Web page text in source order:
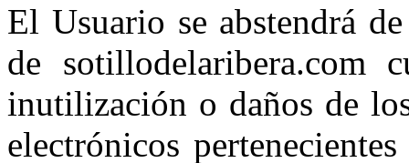
El Usuario se abstendrá
de sotillodelaribera.com
inutilización o daños de
electrónicos